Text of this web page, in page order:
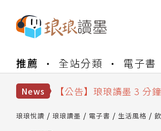
推薦 全站分類 電子書
News
【公告】琅琅讀墨數位
【公告】琅琅讀墨 3 分
【公告】琅琅讀墨數位
琅琅悅讀 琅琅讀墨 電子書 生活風格